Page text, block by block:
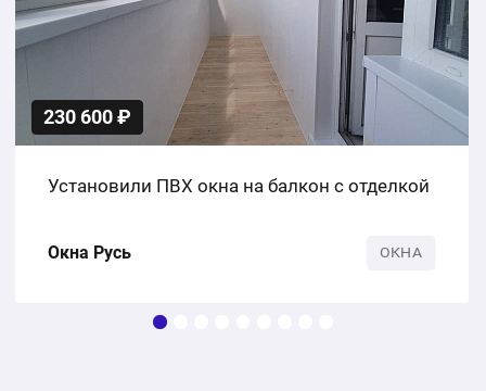
230 600 ₽
Установили ПВХ окна на балкон с отделкой
Окна Русь ОКНА